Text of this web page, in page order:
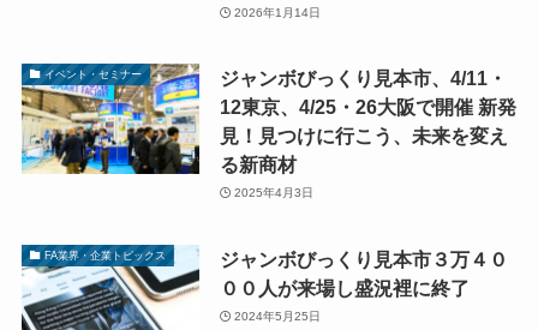
2026年1月14日
イベント・セミナー
ジャンボびっくり見本市、4/11・
12東京、4/25・26大阪で開催 新発
見！見つけに行こう、未来を変え
る新商材
2025年4月3日
FA業界・企業トピックス
ジャンボびっくり見本市３万４０
００人が来場し盛況裡に終了
2024年5月25日